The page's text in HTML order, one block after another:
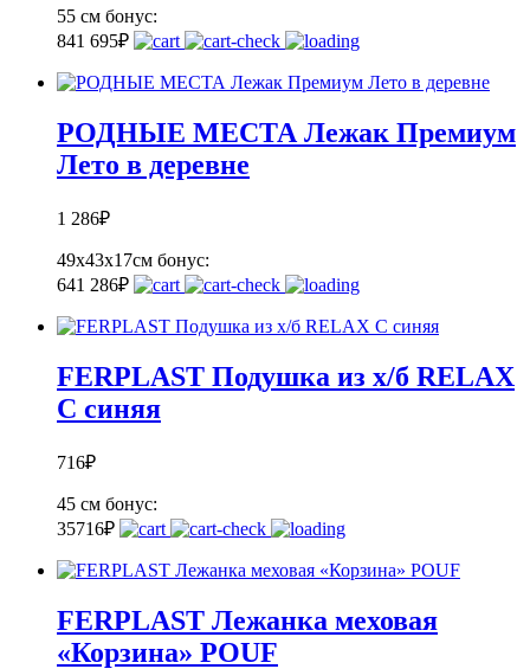
55 см бонус:
841 695₽
РОДНЫЕ МЕСТА Лежак Премиум
Лето в деревне
1 286₽
49х43х17см бонус:
641 286₽
FERPLAST Подушка из х/б RELAX
C синяя
716₽
45 см бонус:
35716₽
FERPLAST Лежанка меховая
«Корзина» POUF